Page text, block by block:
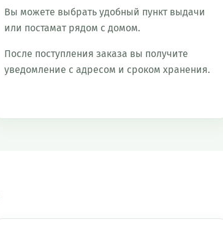
Вы можете выбрать удобный пункт выдачи
или постамат рядом с домом.
После поступления заказа вы получите
уведомление с адресом и сроком хранения.